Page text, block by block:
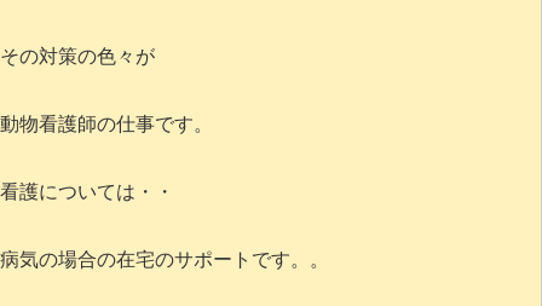
その対策の色々が
動物看護師の仕事です。
看護については・・
病気の場合の在宅のサポートです。。